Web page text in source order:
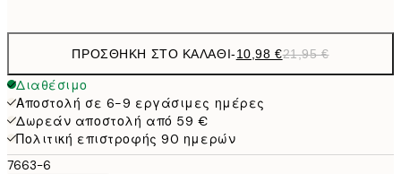
ΠΡΟΣΘΉΚΗ ΣΤΟ ΚΑΛΆΘΙ-10,98 €21,95 €
Διαθέσιμο
Αποστολή σε 6-9 εργάσιμες ημέρες
Δωρεάν αποστολή από 59 €
Πολιτική επιστροφής 90 ημερών
7663-6